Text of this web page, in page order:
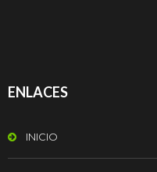
ENLACES
INICIO